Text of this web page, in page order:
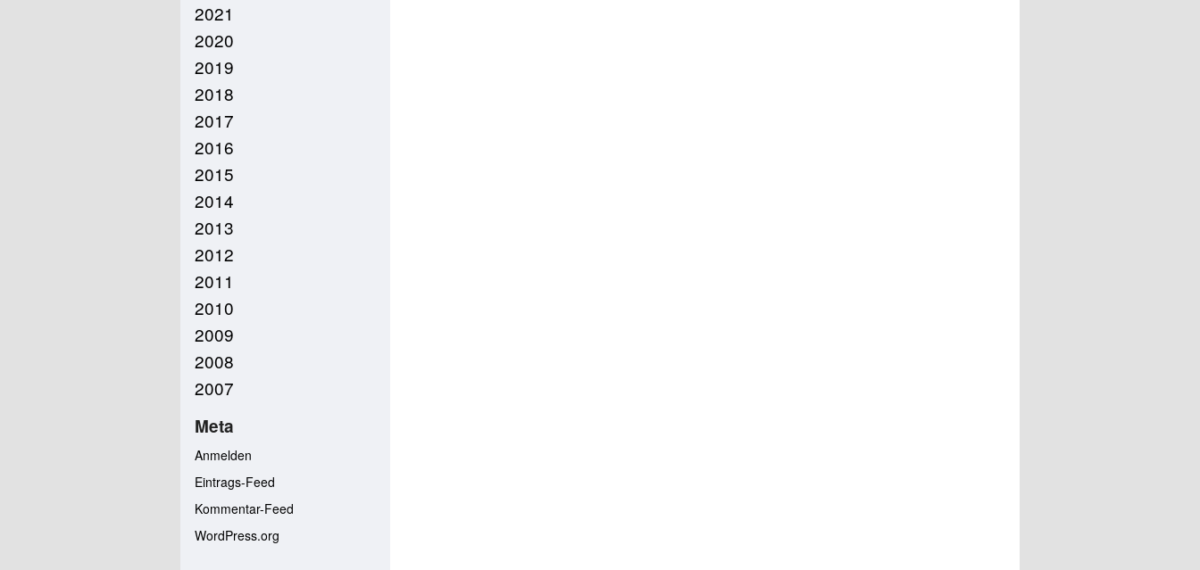
2021
2020
2019
2018
2017
2016
2015
2014
2013
2012
2011
2010
2009
2008
2007
Meta
Anmelden
Eintrags-Feed
Kommentar-Feed
WordPress.org